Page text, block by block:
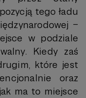
tego ładu
–
w podziale
Kiedy zaś
które jest
oraz
ma to miejsce